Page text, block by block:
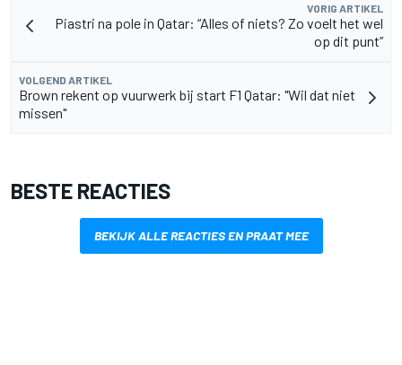
VORIG ARTIKEL
Piastri na pole in Qatar: “Alles of niets? Zo voelt het wel
op dit punt”
VOLGEND ARTIKEL
Brown rekent op vuurwerk bij start F1 Qatar: "Wil dat niet
missen"
BESTE REACTIES
BEKIJK ALLE REACTIES EN PRAAT MEE